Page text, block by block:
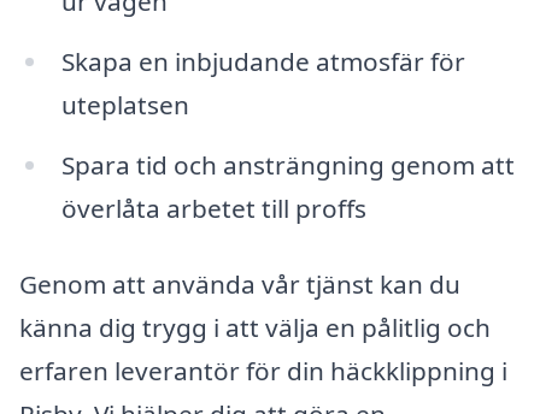
Skapa en inbjudande atmosfär för
uteplatsen
Spara tid och ansträngning genom att
överlåta arbetet till proffs
Genom att använda vår tjänst kan du
känna dig trygg i att välja en pålitlig och
erfaren leverantör för din häckklippning i